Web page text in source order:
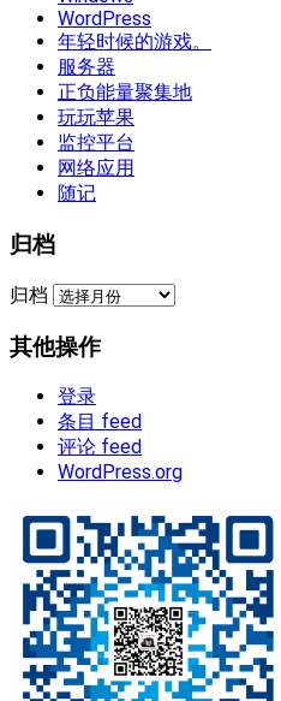
WordPress
年轻时候的游戏。
服务器
正负能量聚集地
玩玩苹果
监控平台
网络应用
随记
归档
归档
其他操作
登录
条目 feed
评论 feed
WordPress.org